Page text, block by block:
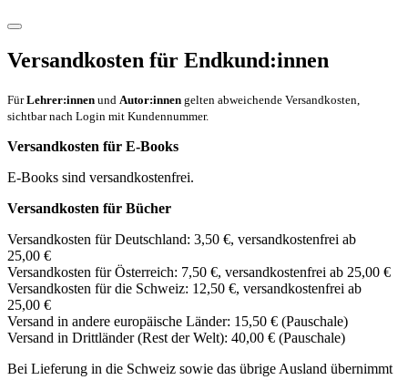
Versandkosten für Endkund:innen
FürLehrer:innen und Autor:innen gelten abweichende Versandkosten,
sichtbar nach Login mit Kundennummer.
Versandkosten für E-Books
E-Books sind versandkostenfrei.
Versandkosten für Bücher
Versandkosten für Deutschland: 3,50 €, versandkostenfrei ab
25,00 €
Versandkosten für Österreich: 7,50 €, versandkostenfrei ab 25,00 €
Versandkosten für die Schweiz: 12,50 €, versandkostenfrei ab
25,00 €
Versand in andere europäische Länder: 15,50 € (Pauschale)
Versand in Drittländer (Rest der Welt): 40,00 € (Pauschale)
Bei Lieferung in die Schweiz sowie das übrige Ausland übernimmt